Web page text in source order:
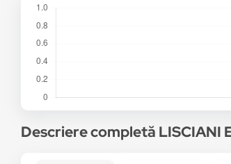
Descriere completă LISCIANI